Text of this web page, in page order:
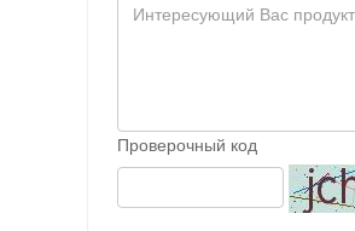
Проверочный код